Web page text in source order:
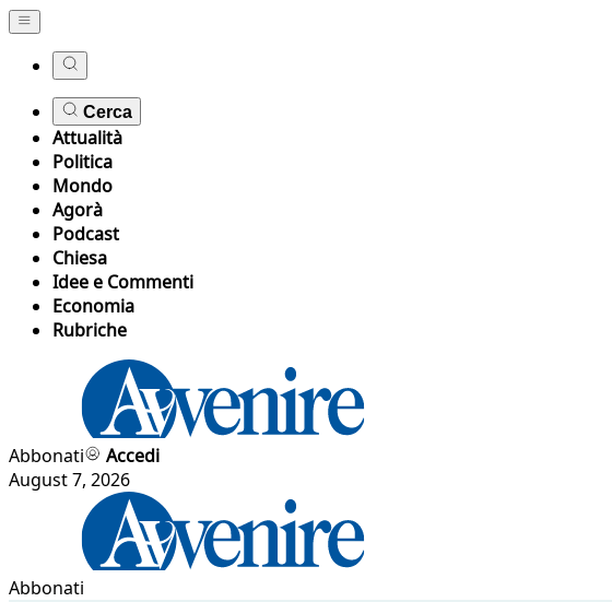
Cerca
Attualità
Politica
Mondo
Agorà
Podcast
Chiesa
Idee e Commenti
Economia
Rubriche
Abbonati
Accedi
August 7, 2026
Abbonati